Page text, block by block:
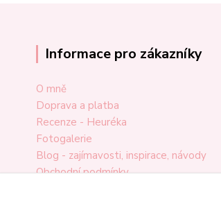
Informace pro zákazníky
O mně
Doprava a platba
Recenze - Heuréka
Fotogalerie
Blog - zajímavosti, inspirace, návody
Obchodní podmínky